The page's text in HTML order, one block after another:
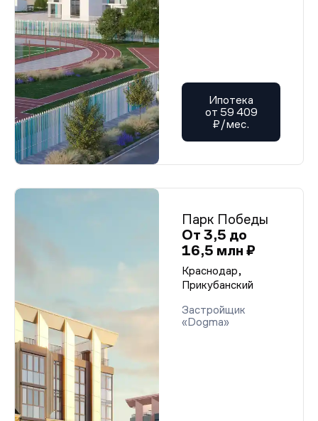
Ипотека
от 59 409
₽/мес.
Парк Победы
От 3,5 до
16,5 млн ₽
Краснодар,
Прикубанский
Застройщик
«Dogma»